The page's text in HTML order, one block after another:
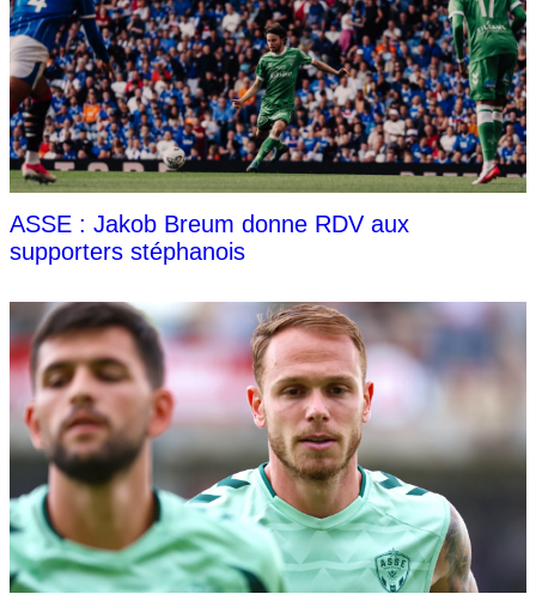
ASSE : Jakob Breum donne RDV aux
supporters stéphanois